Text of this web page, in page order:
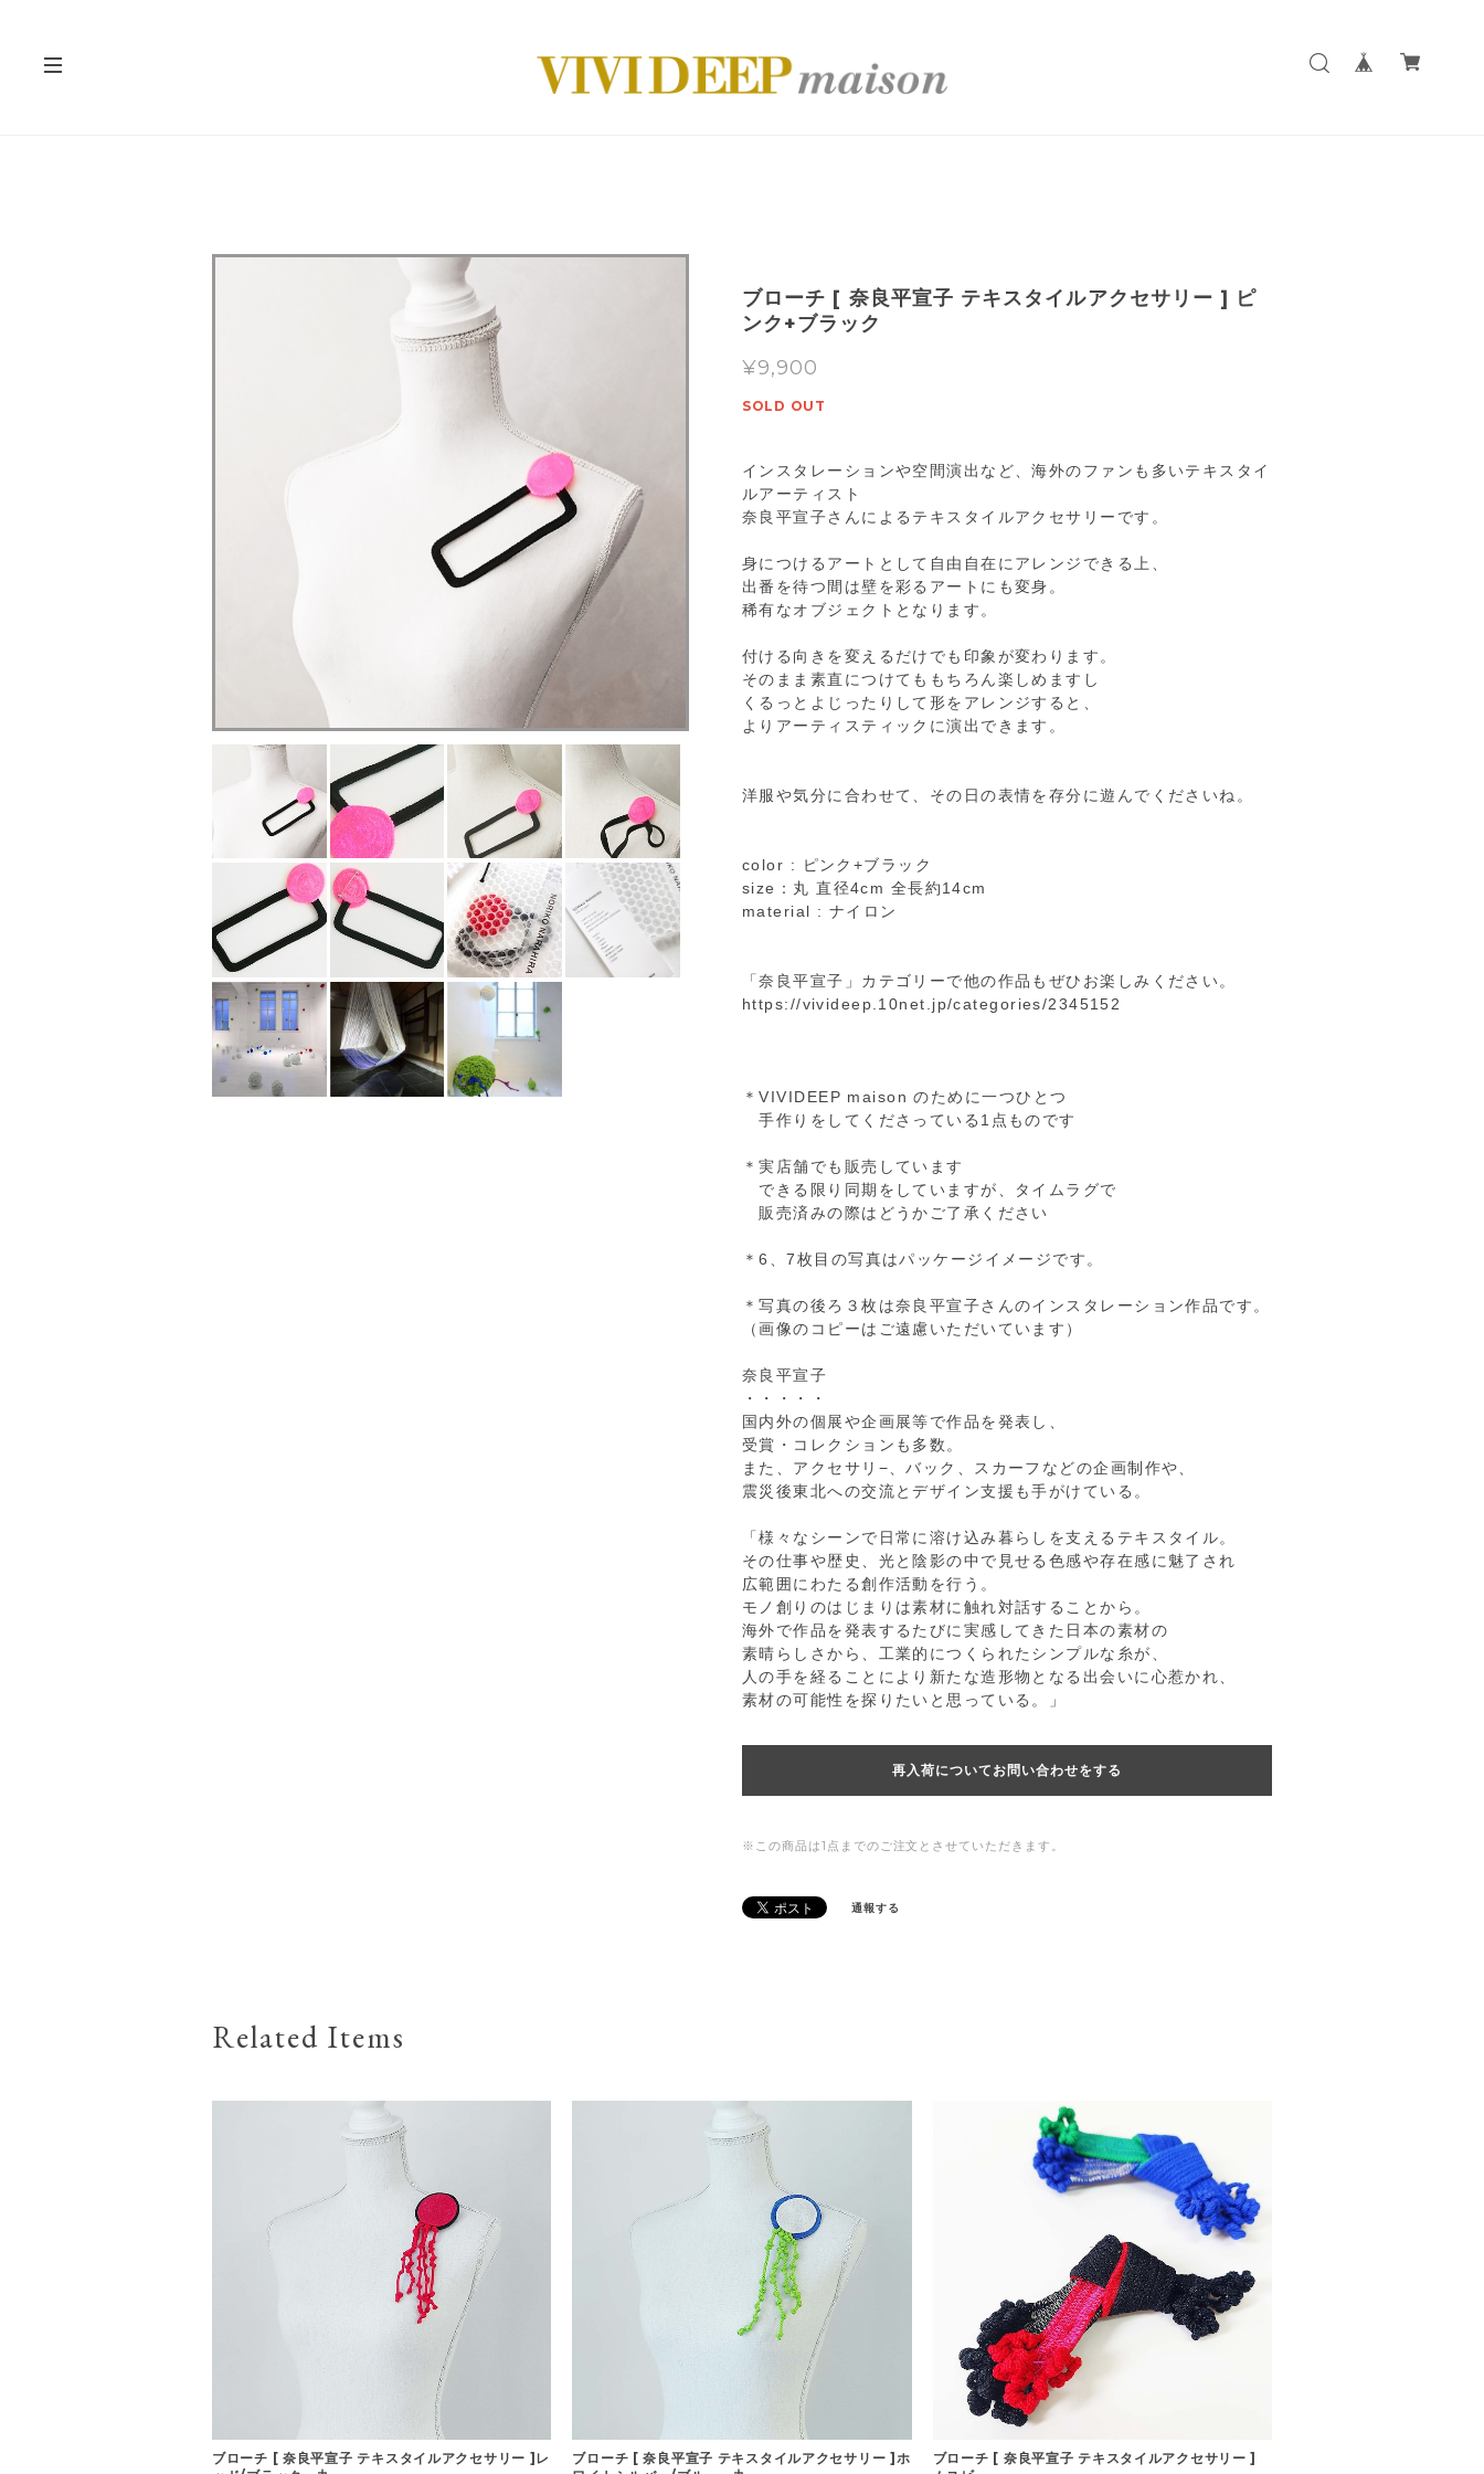
ブローチ [ 奈良平宣子 テキスタイルアクセサリー ] ピ
ンク+ブラック
¥9,900
SOLD OUT
インスタレーションや空間演出など、海外のファンも多いテキスタイ
ルアーティスト
奈良平宣子さんによるテキスタイルアクセサリーです。
身につけるアートとして自由自在にアレンジできる上、
出番を待つ間は壁を彩るアートにも変身。
稀有なオブジェクトとなります。
付ける向きを変えるだけでも印象が変わります。
そのまま素直につけてももちろん楽しめますし
くるっとよじったりして形をアレンジすると、
よりアーティスティックに演出できます。
洋服や気分に合わせて、その日の表情を存分に遊んでくださいね。
color : ピンク+ブラック
size：丸 直径4cm 全長約14cm
material : ナイロン
「奈良平宣子」カテゴリーで他の作品もぜひお楽しみください。
https://vivideep.10net.jp/categories/2345152
＊VIVIDEEP maison のために一つひとつ
手作りをしてくださっている1点ものです
＊実店舗でも販売しています
できる限り同期をしていますが、タイムラグで
販売済みの際はどうかご了承ください
＊6、7枚目の写真はパッケージイメージです。
＊写真の後ろ３枚は奈良平宣子さんのインスタレーション作品です。
（画像のコピーはご遠慮いただいています）
奈良平宣子
・・・・・
国内外の個展や企画展等で作品を発表し、
受賞・コレクションも多数。
また、アクセサリ−、バック、スカーフなどの企画制作や、
震災後東北への交流とデザイン支援も手がけている。
「様々なシーンで日常に溶け込み暮らしを支えるテキスタイル。
その仕事や歴史、光と陰影の中で見せる色感や存在感に魅了され
広範囲にわたる創作活動を行う。
モノ創りのはじまりは素材に触れ対話することから。
海外で作品を発表するたびに実感してきた日本の素材の
素晴らしさから、工業的につくられたシンプルな糸が、
人の手を経ることにより新たな造形物となる出会いに心惹かれ、
素材の可能性を探りたいと思っている。」
再入荷についてお問い合わせをする
※この商品は1点までのご注文とさせていただきます。
通報する
Related Items
ブローチ [ 奈良平宣子 テキスタイルアクセサリー ]レ
ブローチ [ 奈良平宣子 テキスタイルアクセサリー ]ホ
ブローチ [ 奈良平宣子 テキスタイルアクセサリー ]